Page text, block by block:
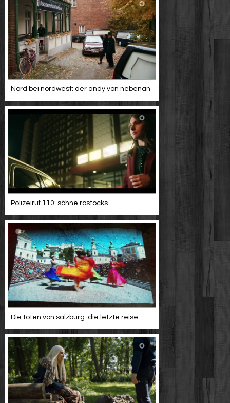
Nord bei nordwest: der andy von nebenan
Polizeiruf 110: söhne rostocks
Die toten von salzburg: die letzte reise